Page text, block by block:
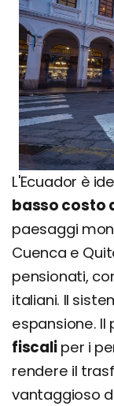
L'Ecuador è
basso costo
paesaggi
Cuenca e
pensionati,
italiani. Il
espansione.
fiscaliper i
rendere il
vantaggioso